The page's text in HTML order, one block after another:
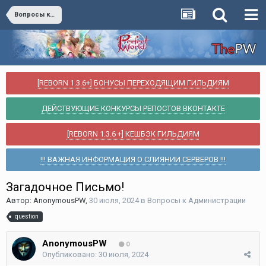
Вопросы к Администрации
[REBORN 1.3.6+] БОНУСЫ ПЕРЕХОДЯЩИМ ГИЛЬДИЯМ
ДЕЙСТВУЮЩИЕ КОНКУРСЫ РЕПОСТОВ ВКОНТАКТЕ
[REBORN 1.3.6 +] КЕШБЭК ГИЛЬДИЯМ
!!! ВАЖНАЯ ИНФОРМАЦИЯ О СЛИЯНИИ СЕРВЕРОВ !!!
Загадочное Письмо!
Автор: AnonymousPW, 30 июля, 2024в Вопросы к Администрации
question
AnonymousPW 0
Опубликовано: 30 июля, 2024